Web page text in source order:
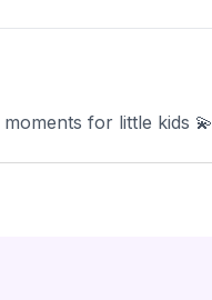
for little kids 💫